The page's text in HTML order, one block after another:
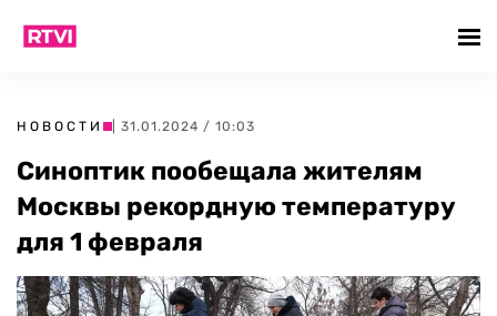
НОВОСТИ | 31.01.2024 / 10:03
Синоптик пообещала жителям
Москвы рекордную температуру
для 1 февраля